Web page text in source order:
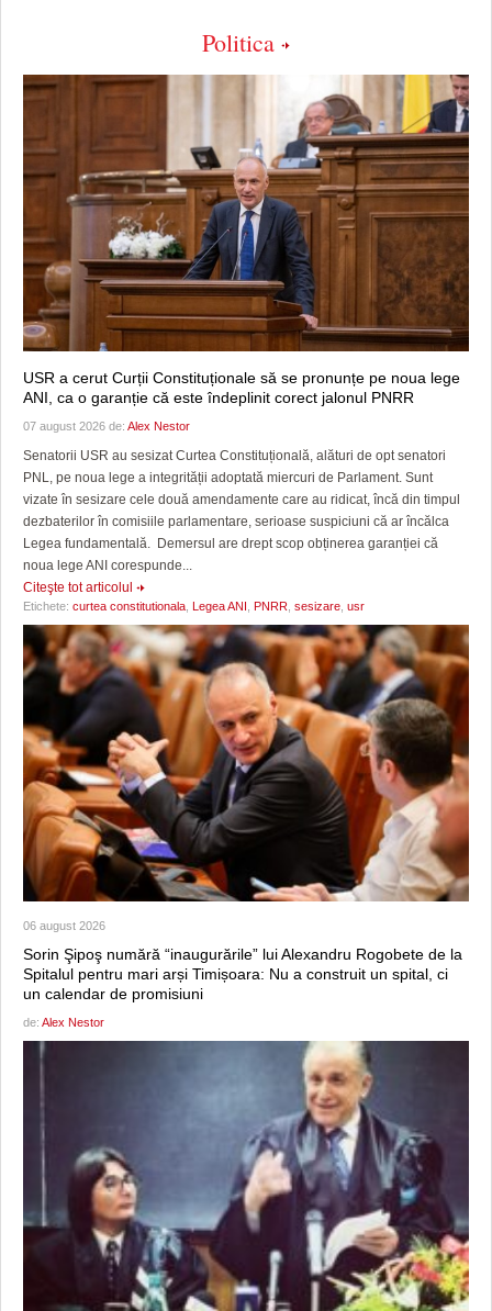
Politica
USR a cerut Curții Constituționale să se pronunțe pe noua lege
ANI, ca o garanție că este îndeplinit corect jalonul PNRR
07 august 2026 de: Alex Nestor
Senatorii USR au sesizat Curtea Constituțională, alături de opt senatori
PNL, pe noua lege a integrității adoptată miercuri de Parlament. Sunt
vizate în sesizare cele două amendamente care au ridicat, încă din timpul
dezbaterilor în comisiile parlamentare, serioase suspiciuni că ar încălca
Legea fundamentală. Demersul are drept scop obținerea garanției că
noua lege ANI corespunde...
Citeşte tot articolul
Etichete: curtea constitutionala Legea ANI PNRR sesizare usr
06 august 2026
Sorin Şipoş numără “inaugurările” lui Alexandru Rogobete de la
Spitalul pentru mari arși Timișoara: Nu a construit un spital, ci
un calendar de promisiuni
de: Alex Nestor